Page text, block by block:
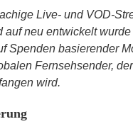
Live- und VOD-
auf neu entwickelt wurde
Spenden basierender
Fernsehsender,
wird.